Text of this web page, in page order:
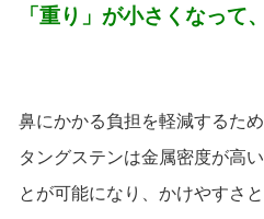
「重り」が小さくなって
鼻にかかる負担を軽減するた
タングステンは金属密度が高
とが可能になり、かけやすさ